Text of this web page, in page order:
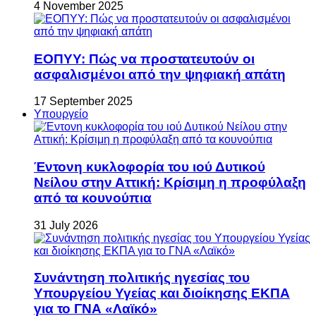
4 November 2025
ΕΟΠΥΥ: Πώς να προστατευτούν οι
ασφαλισμένοι από την ψηφιακή απάτη
17 September 2025
Υπουργείο
Έντονη κυκλοφορία του ιού Δυτικού
Νείλου στην Αττική: Κρίσιμη η προφύλαξη
από τα κουνούπια
31 July 2026
Συνάντηση πολιτικής ηγεσίας του
Υπουργείου Υγείας και διοίκησης ΕΚΠΑ
για το ΓΝΑ «Λαϊκό»